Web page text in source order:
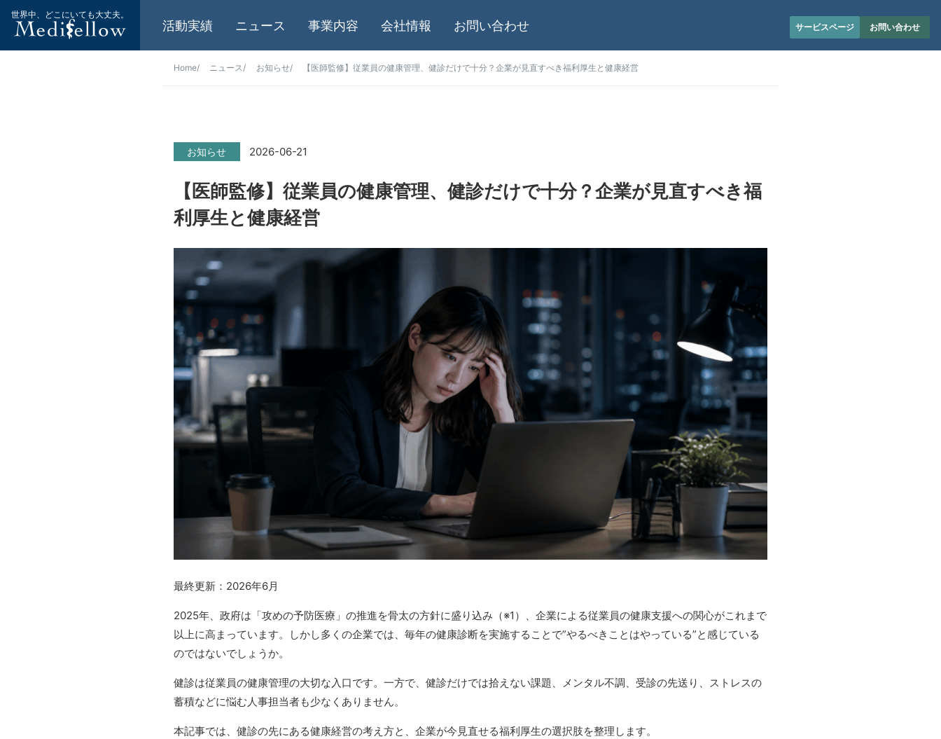
世界中、どこにいても大丈夫。
活動実績 ニュース 事業内容 会社情報 お問い合わせ サービスページ お問い合わせ
Home ニュース お知らせ 【医師監修】従業員の健康管理、健診だけで十分？企業が見直すべき福利厚生と健康経営
お知らせ 2026-06-21
【医師監修】従業員の健康管理、健診だけで十分？企業が見直すべき福
利厚生と健康経営
最終更新：2026年6月
2025年、政府は「攻めの予防医療」の推進を骨太の方針に盛り込み（※1）、企業による従業員の健康支援への関心がこれまで
以上に高まっています。しかし多くの企業では、毎年の健康診断を実施することで”やるべきことはやっている”と感じている
のではないでしょうか。
健診は従業員の健康管理の大切な入口です。一方で、健診だけでは拾えない課題、メンタル不調、受診の先送り、ストレスの
蓄積などに悩む人事担当者も少なくありません。
本記事では、健診の先にある健康経営の考え方と、企業が今見直せる福利厚生の選択肢を整理します。